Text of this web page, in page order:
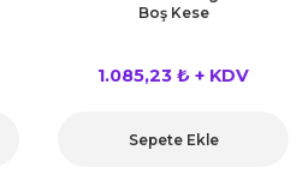
Boş Kese
1.085,23 ₺ + KDV
Sepete Ekle